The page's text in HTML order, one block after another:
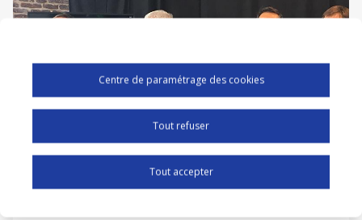
ÉCONOMIEENERGIE
Centre de paramétrage des cookies
Tout refuser
Tout accepter